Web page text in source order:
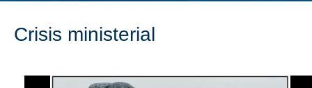
Crisis ministerial